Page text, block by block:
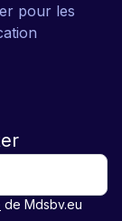
pour les
de Mdsbv.eu